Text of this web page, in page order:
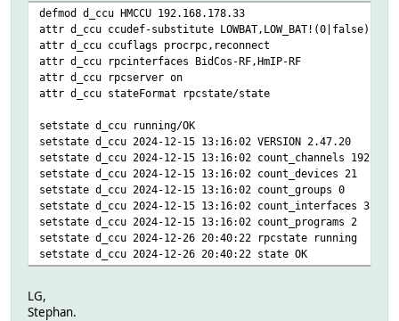
defmod d_ccu HMCCU 192.168.178.33
attr d_ccu ccudef-substitute
attr d_ccu ccuflags procrpc,reconnect
attr d_ccu rpcinterfaces BidCos-RF,HmIP-RF
attr d_ccu rpcserver on
attr d_ccu stateFormat rpcstate/state
setstate d_ccu running/OK
setstate d_ccu 2024-12-15 13:16:02 VERSION 2.47.20
setstate d_ccu 2024-12-15 13:16:02 count_channels 192
setstate d_ccu 2024-12-15 13:16:02 count_devices 21
setstate d_ccu 2024-12-15 13:16:02 count_groups 0
setstate d_ccu 2024-12-15 13:16:02 count_interfaces 3
setstate d_ccu 2024-12-15 13:16:02 count_programs 2
setstate d_ccu 2024-12-26 20:40:22 rpcstate running
setstate d_ccu 2024-12-26 20:40:22 state OK
LG,
Stephan.